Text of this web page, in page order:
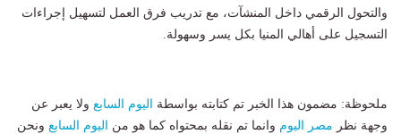
والتحول الرقمي داخل المنشآت، مع تدريب فرق العمل لتسهيل إجراءات
التسجيل على أهالي المنيا بكل يسر وسهولة.
ملحوظة: مضمون هذا الخبر تم كتابته بواسطة اليوم السابع ولا يعبر عن
وجهة نظر مصر اليوم وانما تم نقله بمحتواه كما هو من اليوم السابع ونحن